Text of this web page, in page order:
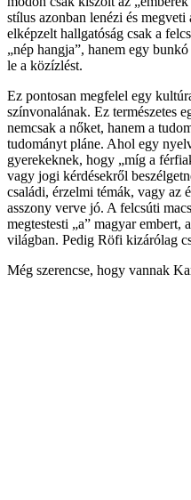
stílus azonban lenézi és
elképzelt hallgatóság csak a
„nép hangja”, hanem egy
le a közízlést.
Ez pontosan megfelel egy
színvonalának. Ez természetes
nemcsak a nőket, hanem a
tudományt pláne. Ahol egy
gyerekeknek, hogy „míg a
vagy jogi kérdésekről
családi, érzelmi témák, vagy az
asszony verve jó. A felcsúti
megtestesti „a” magyar embert,
világban. Pedig Röfi kizárólag
Még szerencse, hogy vannak